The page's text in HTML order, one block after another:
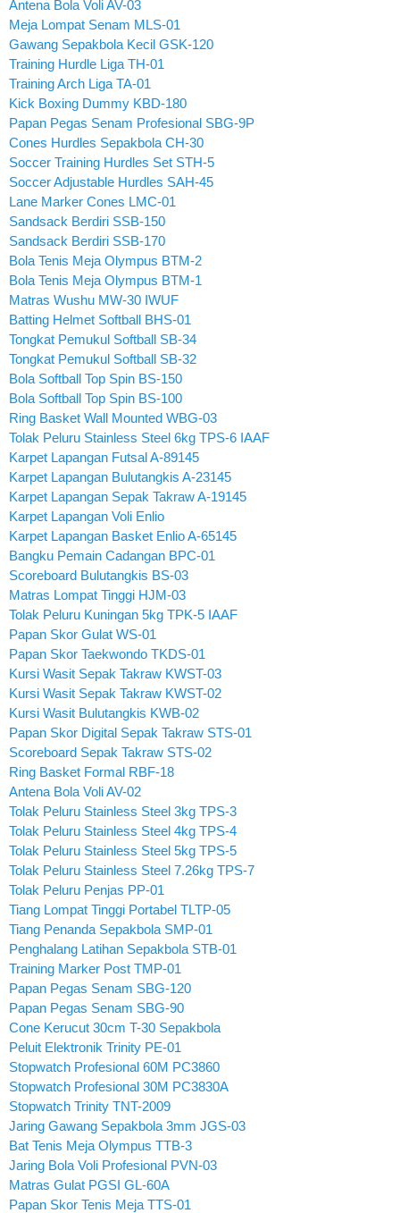
Antena Bola Voli AV-03
Meja Lompat Senam MLS-01
Gawang Sepakbola Kecil GSK-120
Training Hurdle Liga TH-01
Training Arch Liga TA-01
Kick Boxing Dummy KBD-180
Papan Pegas Senam Profesional SBG-9P
Cones Hurdles Sepakbola CH-30
Soccer Training Hurdles Set STH-5
Soccer Adjustable Hurdles SAH-45
Lane Marker Cones LMC-01
Sandsack Berdiri SSB-150
Sandsack Berdiri SSB-170
Bola Tenis Meja Olympus BTM-2
Bola Tenis Meja Olympus BTM-1
Matras Wushu MW-30 IWUF
Batting Helmet Softball BHS-01
Tongkat Pemukul Softball SB-34
Tongkat Pemukul Softball SB-32
Bola Softball Top Spin BS-150
Bola Softball Top Spin BS-100
Ring Basket Wall Mounted WBG-03
Tolak Peluru Stainless Steel 6kg TPS-6 IAAF
Karpet Lapangan Futsal A-89145
Karpet Lapangan Bulutangkis A-23145
Karpet Lapangan Sepak Takraw A-19145
Karpet Lapangan Voli Enlio
Karpet Lapangan Basket Enlio A-65145
Bangku Pemain Cadangan BPC-01
Scoreboard Bulutangkis BS-03
Matras Lompat Tinggi HJM-03
Tolak Peluru Kuningan 5kg TPK-5 IAAF
Papan Skor Gulat WS-01
Papan Skor Taekwondo TKDS-01
Kursi Wasit Sepak Takraw KWST-03
Kursi Wasit Sepak Takraw KWST-02
Kursi Wasit Bulutangkis KWB-02
Papan Skor Digital Sepak Takraw STS-01
Scoreboard Sepak Takraw STS-02
Ring Basket Formal RBF-18
Antena Bola Voli AV-02
Tolak Peluru Stainless Steel 3kg TPS-3
Tolak Peluru Stainless Steel 4kg TPS-4
Tolak Peluru Stainless Steel 5kg TPS-5
Tolak Peluru Stainless Steel 7.26kg TPS-7
Tolak Peluru Penjas PP-01
Tiang Lompat Tinggi Portabel TLTP-05
Tiang Penanda Sepakbola SMP-01
Penghalang Latihan Sepakbola STB-01
Training Marker Post TMP-01
Papan Pegas Senam SBG-120
Papan Pegas Senam SBG-90
Cone Kerucut 30cm T-30 Sepakbola
Peluit Elektronik Trinity PE-01
Stopwatch Profesional 60M PC3860
Stopwatch Profesional 30M PC3830A
Stopwatch Trinity TNT-2009
Jaring Gawang Sepakbola 3mm JGS-03
Bat Tenis Meja Olympus TTB-3
Jaring Bola Voli Profesional PVN-03
Matras Gulat PGSI GL-60A
Papan Skor Tenis Meja TTS-01